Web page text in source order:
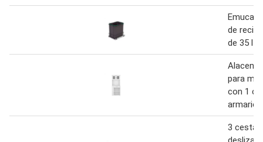
Emuca
de
de 35 l
Alacena
para
con 1
armario
3 cestas